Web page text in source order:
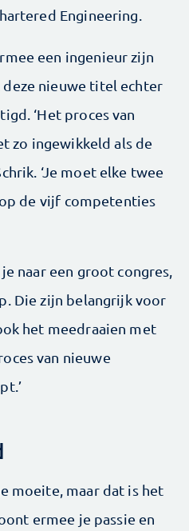
Engineering.
een ingenieur zijn
nieuwe titel echter
‘Het proces van
zo ingewikkeld als de
‘Je moet elke twee
de vijf competenties
naar een groot congres,
Die zijn belangrijk voor
het meedraaien met
van nieuwe
moeite, maar dat is het
ermee je passie en